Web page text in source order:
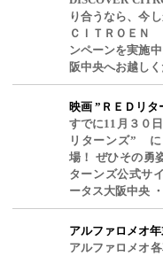
り合うなら、今
ＣＩＴＲＯＥＮ
ンペーンを実施
阪中央へお越し
映画 ”ＲＥＤリ
すでに11月３０
リターンズ” に
場！ ぜひその勇
ターンズ公式サ
ータス大阪中央 ・
アルファロメオ
アルファロメオ